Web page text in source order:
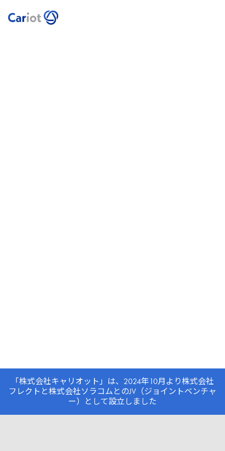
「株式会社キャリオット」は、2024年10月より株式会社
フレクトと株式会社ソラコムとのJV（ジョイントベンチャ
ー）として設立しました